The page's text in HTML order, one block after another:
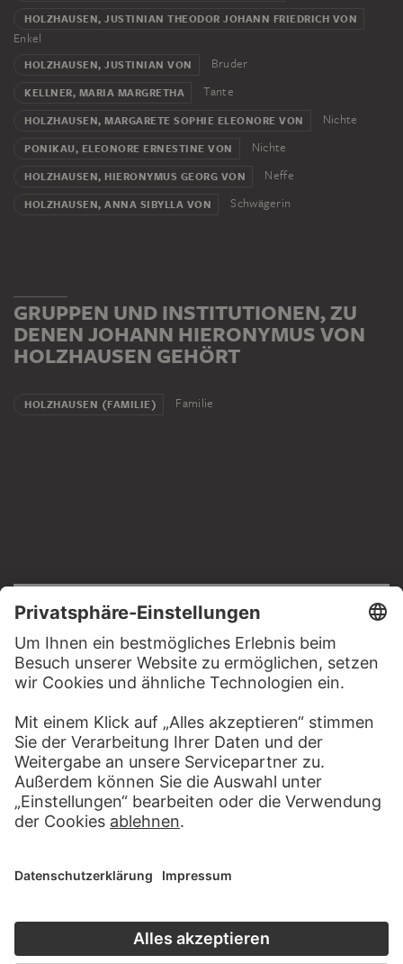
HOLZHAUSEN, JUSTINIAN THEODOR JOHANN FRIEDRICH VON
Enkel
HOLZHAUSEN, JUSTINIAN VON Bruder
KELLNER, MARIA MARGRETHA Tante
HOLZHAUSEN, MARGARETE SOPHIE ELEONORE VON Nichte
PONIKAU, ELEONORE ERNESTINE VON Nichte
HOLZHAUSEN, HIERONYMUS GEORG VON Neffe
HOLZHAUSEN, ANNA SIBYLLA VON Schwägerin
GRUPPEN UND INSTITUTIONEN, ZU
DENEN JOHANN HIERONYMUS VON
HOLZHAUSEN GEHÖRT
HOLZHAUSEN (FAMILIE) Familie
Impressum
Datenschutz
Copyright © 2026 Städel Museum
All rights reserved.
DIGITALE SAMMLUNG
Startseite
Werke
Künstler
Alben
SOCIAL MEDIA